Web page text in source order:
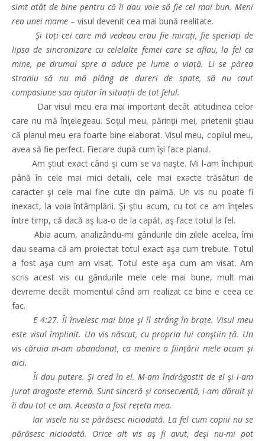
simt atât de bine pentru că îi dau voie să fie cel mai bun. Meni
rea unei mame – visul devenit cea mai bună realitate.
Şi toți cei care mă vedeau erau fie mirați, fie speriați de
lipsa de sincronizare cu celelalte femei care se aflau, la fel ca
mine, pe drumul spre a aduce pe lume o viață. Li se părea
straniu să nu mă plâng de dureri de spate, să nu caut
compasiune sau ajutor în situații de tot felul.
Dar visul meu era mai important decât atitudinea celor
care nu mă înţelegeau. Soţul meu, părinţii mei, prietenii ştiau
că planul meu era foarte bine elaborat. Visul meu, copilul meu,
avea să fie perfect. Fiecare după cum îşi face planul.
Am ştiut exact când şi cum se va naşte. Mi l-am închipuit
până în cele mai mici detalii, cele mai exacte trăsături de
caracter şi cele mai fine cute din palmă. Un vis nu poate fi
inexact, la voia întâmplării. Şi ştiu acum, cu tot ce am înţeles
între timp, că dacă aş lua-o de la capăt, aş face totul la fel.
Abia acum, analizându-mi gândurile din zilele acelea, îmi
dau seama că am proiectat totul exact aşa cum trebuie. Totul
a fost aşa cum am visat. Totul este aşa cum am visat. Am
scris acest vis cu gândurile mele cele mai bune, mult mai
devreme decât momentul când am realizat ce bine e ceea ce
fac.
E 4:27. Îl învelesc mai bine şi îl strâng în brațe. Visul meu
este visul împlinit. Un vis născut, cu propria lui conştiin ță. Un
vis căruia m-am abandonat, ca menire a ființării mele acum şi
aici.
Îi dau putere. Şi cred în el. M-am îndrăgostit de el şi i-am
jurat dragoste eternă. Sunt sinceră şi consecventă, i-am dăruit şi
îi dau tot ce am. Aceasta a fost rețeta mea.
Iar visele nu se părăsesc niciodată. La fel cum copiii nu se
părăsesc niciodată. Orice alt vis aş fi avut, deşi nu-mi pot